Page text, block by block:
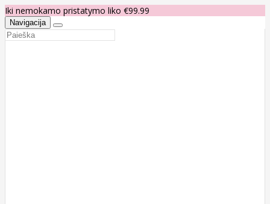
Iki nemokamo pristatymo liko €99.99
Navigacija